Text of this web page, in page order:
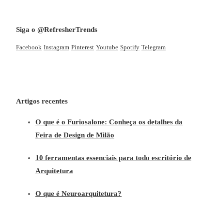
Siga o @RefresherTrends
Facebook Instagram Pinterest Youtube Spotify Telegram
Artigos recentes
O que é o Furiosalone: Conheça os detalhes da
Feira de Design de Milão
10 ferramentas essenciais para todo escritório de
Arquitetura
O que é Neuroarquitetura?